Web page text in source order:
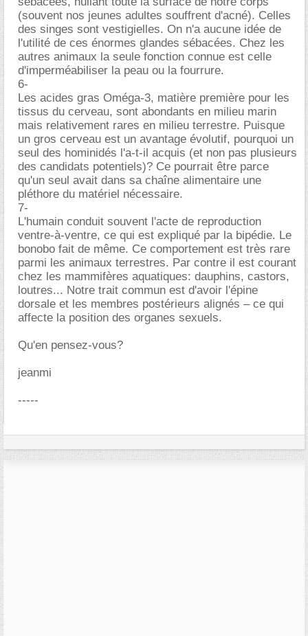
(souvent nos jeunes adultes souffrent d'acné). Celles
des singes sont vestigielles. On n'a aucune idée de
l'utilité de ces énormes glandes sébacées. Chez les
autres animaux la seule fonction connue est celle
d'imperméabiliser la peau ou la fourrure.
6-
Les acides gras Oméga-3, matière première pour les
tissus du cerveau, sont abondants en milieu marin
mais relativement rares en milieu terrestre. Puisque
un gros cerveau est un avantage évolutif, pourquoi un
seul des hominidés l'a-t-il acquis (et non pas plusieurs
des candidats potentiels)? Ce pourrait être parce
qu'un seul avait dans sa chaîne alimentaire une
pléthore du matériel nécessaire.
7-
L'humain conduit souvent l'acte de reproduction
ventre-à-ventre, ce qui est expliqué par la bipédie. Le
bonobo fait de même. Ce comportement est très rare
parmi les animaux terrestres. Par contre il est courant
chez les mammifères aquatiques: dauphins, castors,
loutres... Notre trait commun est d'avoir l'épine
dorsale et les membres postérieurs alignés – ce qui
affecte la position des organes sexuels.
Qu'en pensez-vous?
jeanmi
-----